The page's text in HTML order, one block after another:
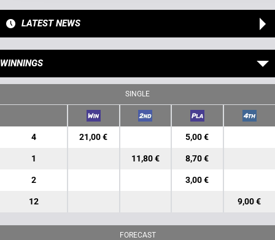
LATEST NEWS
WINNINGS
SINGLE
4 21,00 € 5,00 €
1 11,80 € 8,70 €
2 3,00 €
12 9,00 €
FORECAST